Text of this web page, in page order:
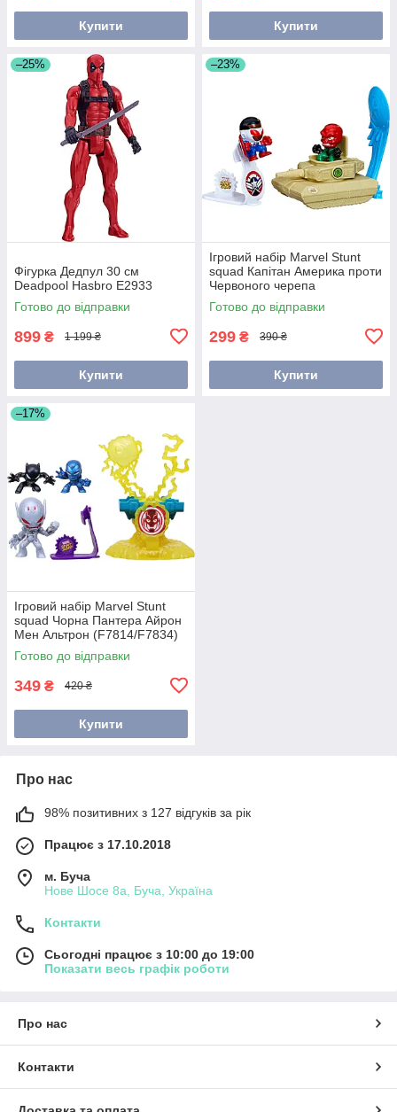
Купити Купити
–25%
Фігурка Дедпул 30 см
Deadpool Hasbro E2933
Готово до відправки
899 ₴ 1 199 ₴
Купити
–23%
Ігровий набір Marvel Stunt
squad Капітан Америка проти
Червоного черепа
(F6895/F7064)
Готово до відправки
299 ₴ 390 ₴
Купити
–17%
Ігровий набір Marvel Stunt
squad Чорна Пантера Айрон
Мен Альтрон (F7814/F7834)
Готово до відправки
349 ₴ 420 ₴
Купити
Про нас
98% позитивних з 127 відгуків за рік
Працює з 17.10.2018
м. Буча
Нове Шосе 8а, Буча, Україна
Контакти
Сьогодні працює з 10:00 до 19:00
Показати весь графік роботи
Про нас
Контакти